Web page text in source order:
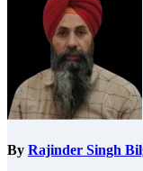
By Rajinder Singh